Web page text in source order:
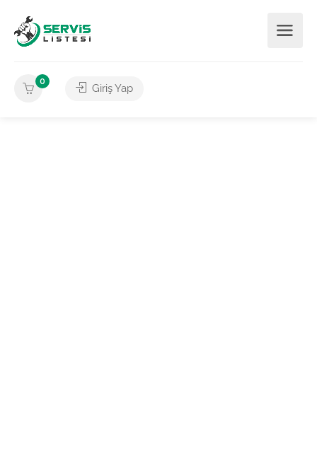
0
Giriş Yap